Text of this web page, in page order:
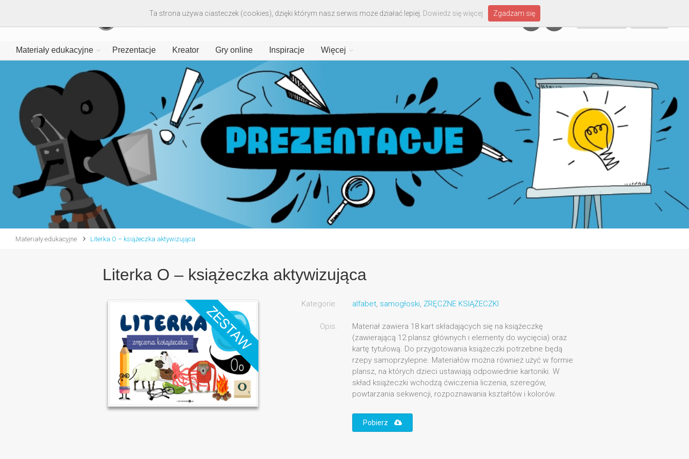
Materiały edukacyjne Prezentacje Kreator Gry online Inspiracje Więcej
Materiały edukacyjne Literka O – książeczka aktywizująca
Literka O – książeczka aktywizująca
Kategorie: alfabet, samogłoski, ZRĘCZNE KSIĄŻECZKI
Opis:
Materiał zawiera 18 kart składających się na książeczkę
(zawierającą 12 plansz głównych i elementy do wycięcia) oraz
kartę tytułową. Do przygotowania książeczki potrzebne będą
rzepy samoprzylepne. Materiałów można również użyć w formie
plansz, na których dzieci ustawiają odpowiednie kartoniki. W
skład książeczki wchodzą ćwiczenia liczenia, szeregów,
powtarzania sekwencji, rozpoznawania kształtów i kolorów.
Pobierz
Ta strona używa ciasteczek (cookies), dzięki którym nasz serwis może działać lepiej. Dowiedz się więcej Zgadzam się